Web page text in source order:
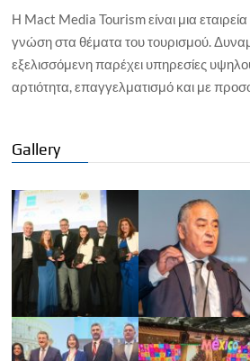
Η Mact Media Tourism είναι μια
γνώση στα θέματα του τουρισμού.
εξελισσόμενη παρέχει υπηρεσίες
αρτιότητα, επαγγελματισμό και με
Gallery